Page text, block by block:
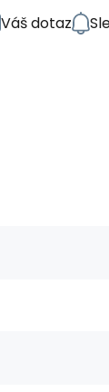
Váš dotaz